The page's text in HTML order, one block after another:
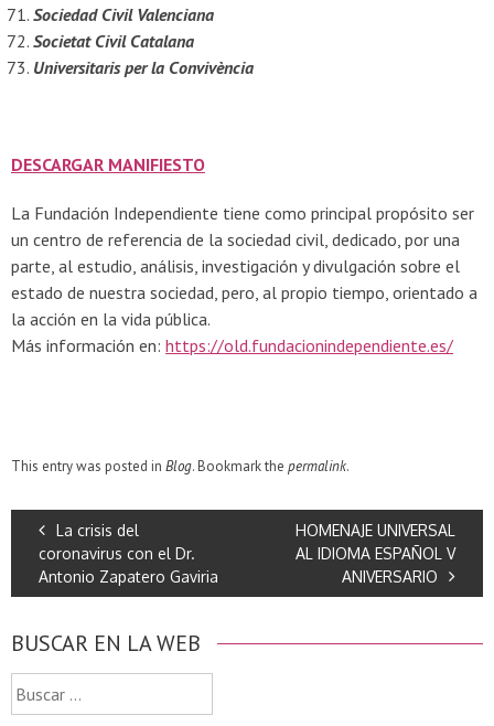
Sociedad Civil Valenciana
Societat Civil Catalana
Universitaris per la Convivència
DESCARGAR MANIFIESTO
La Fundación Independiente tiene como principal propósito ser
un centro de referencia de la sociedad civil, dedicado, por una
parte, al estudio, análisis, investigación y divulgación sobre el
estado de nuestra sociedad, pero, al propio tiempo, orientado a
la acción en la vida pública.
Más información en: https://old.fundacionindependiente.es/
This entry was posted in Blog. Bookmark the permalink.
La crisis del
coronavirus con el Dr.
Antonio Zapatero Gaviria
HOMENAJE UNIVERSAL
AL IDIOMA ESPAÑOL V
ANIVERSARIO
BUSCAR EN LA WEB
Buscar: